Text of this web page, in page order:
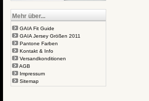
Mehr über...
GAIA Fit Guide
GAIA Jersey Größen 2011
Pantone Farben
Kontakt & Info
Versandkonditionen
AGB
Impressum
Sitemap